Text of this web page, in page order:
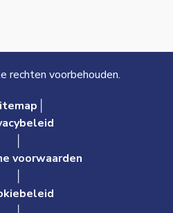
rechten voorbehouden.
voorwaarden